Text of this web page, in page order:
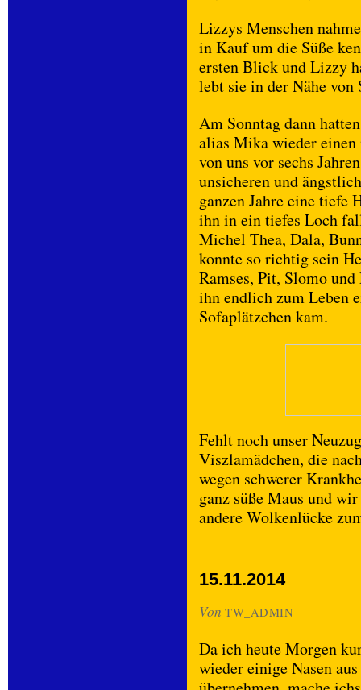
Lizzys Menschen
in Kauf um die Süße
ersten Blick und Lizzy
lebt sie in der Nähe von
Am Sonntag dann
alias Mika wieder
von uns vor sechs
unsicheren und
ganzen Jahre eine tiefe
ihn in ein tiefes Loch
Michel Thea, Dala,
konnte so richtig sein
Ramses, Pit, Slomo
ihn endlich zum Leben
Sofaplätzchen kam.
Fehlt noch unser
Viszlamädchen, die
wegen schwerer
ganz süße Maus und
andere Wolkenlücke
15.11.2014
Von TW_ADMIN
Da ich heute Morgen
wieder einige Nasen